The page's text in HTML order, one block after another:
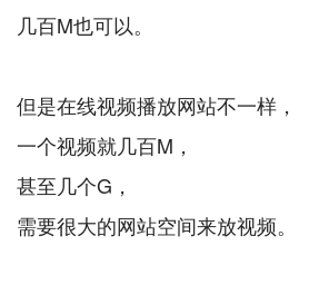
几百M也可以。
但是在线视频播放网站不一样，
一个视频就几百M，
甚至几个G，
需要很大的网站空间来放视频。